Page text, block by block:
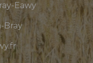
Eawy
Bray